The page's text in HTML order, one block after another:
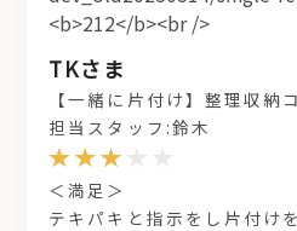
TKさま
【一緒に片付け】整理収納
担当スタッフ:鈴木
＜満足＞
テキパキと指示をし片付け